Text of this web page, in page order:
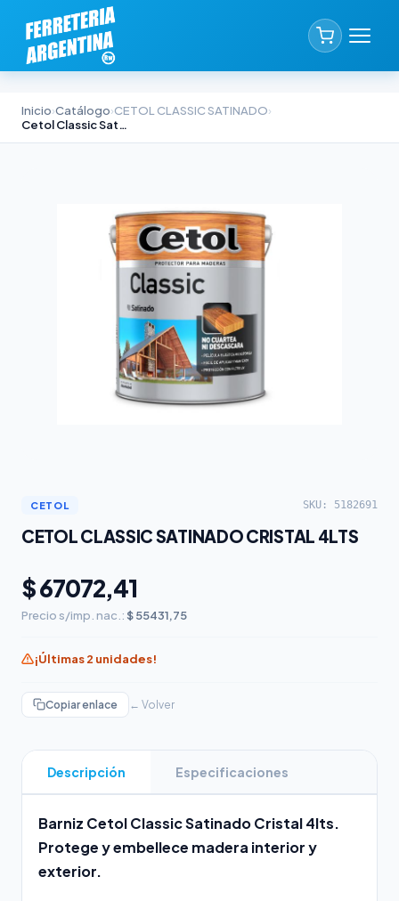
Inicio›Catálogo›CETOL CLASSIC SATINADO›
Cetol Classic Satinado Cristal 4lts
CETOL SKU: 5182691
CETOL CLASSIC SATINADO CRISTAL 4LTS
$ 67072,41
Precio s/imp. nac.: $ 55431,75
¡Últimas 2 unidades!
Copiar enlace ← Volver
Descripción Especificaciones
Barniz Cetol Classic Satinado Cristal 4lts.
Protege y embellece madera interior y
exterior.